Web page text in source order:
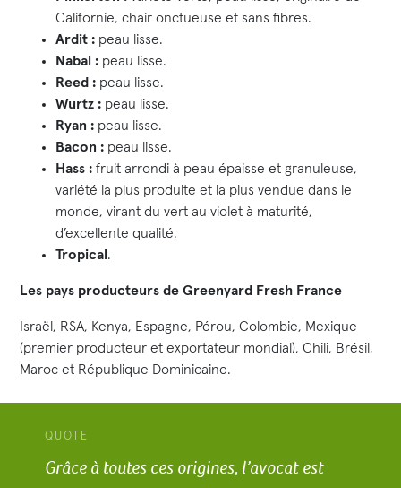
Californie, chair onctueuse et sans fibres.
Ardit : peau lisse.
Nabal : peau lisse.
Reed : peau lisse.
Wurtz : peau lisse.
Ryan : peau lisse.
Bacon : peau lisse.
Hass : fruit arrondi à peau épaisse et granuleuse,
variété la plus produite et la plus vendue dans le
monde, virant du vert au violet à maturité,
d’excellente qualité.
Tropical .
Les pays producteurs de Greenyard Fresh France
Israël, RSA, Kenya, Espagne, Pérou, Colombie, Mexique
(premier producteur et exportateur mondial), Chili, Brésil,
Maroc et République Dominicaine.
QUOTE
Grâce à toutes ces origines, l’avocat est